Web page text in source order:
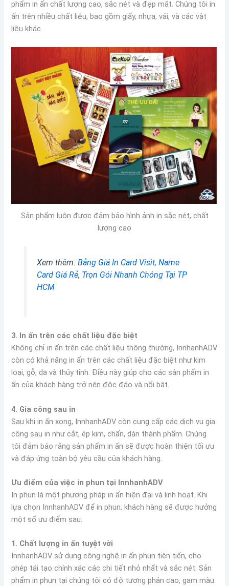
phẩm in ấn chất lượng cao, sắc nét và đẹp mắt. Chúng tôi in
ấn trên nhiều chất liệu, bao gồm giấy, nhựa, vải, và các vật
liệu khác.
Sản phẩm luôn được đảm bảo hình ảnh in sắc nét, chất
lượng cao
Xem thêm: Bảng Giá In Card Visit, Name
Card Giá Rẻ, Trọn Gói Nhanh Chóng Tại TP
HCM
3. In ấn trên các chất liệu đặc biệt
Không chỉ in ấn trên các chất liệu thông thường, InnhanhADV
còn có khả năng in ấn trên các chất liệu đặc biệt như kim
loại, gỗ, da và thủy tinh. Điều này giúp cho các sản phẩm in
ấn của khách hàng trở nên độc đáo và nổi bật.
4. Gia công sau in
Sau khi in ấn xong, InnhanhADV còn cung cấp các dịch vụ gia
công sau in như cắt, ép kim, chấn, dán thành phẩm. Chúng
tôi đảm bảo rằng sản phẩm in ấn sẽ được hoàn thiện tối ưu
và đáp ứng toàn bộ yêu cầu của khách hàng.
Ưu điểm của việc in phun tại InnhanhADV
In phun là một phương pháp in ấn hiện đại và linh hoạt. Khi
lựa chọn InnhanhADV để in phun, khách hàng sẽ được hưởng
một số ưu điểm sau:
1. Chất lượng in ấn tuyệt vời
InnhanhADV sử dụng công nghệ in ấn phun tiên tiến, cho
phép tái tạo chính xác các chi tiết nhỏ nhất và sắc nét. Sản
phẩm in phun tại chúng tôi có độ tương phản cao, gam màu